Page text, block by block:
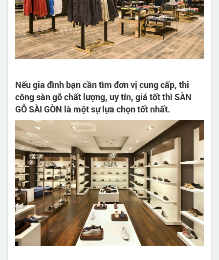
Nếu gia đình bạn cần tìm đơn vị cung cấp, thi
công sàn gỗ chất lượng, uy tín, giá tốt thì SÀN
GỖ SÀI GÒN là một sự lựa chọn tốt nhất.